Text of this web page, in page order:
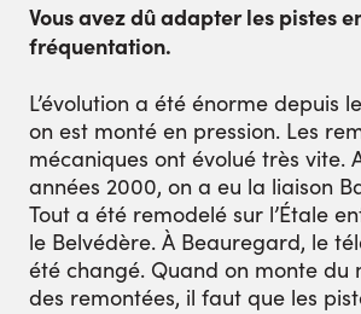
Vous avez dû adapter les pistes
fréquentation.
L’évolution a été énorme depuis
on est monté en pression. Les
mécaniques ont évolué très vite.
années 2000, on a eu la liaison
Tout a été remodelé sur l’Étale
le Belvédère. À Beauregard, le
été changé. Quand on monte du
des remontées, il faut que les